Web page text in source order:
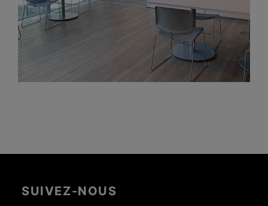
SUIVEZ-NOUS